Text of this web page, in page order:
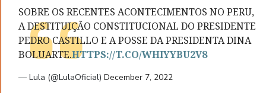
SOBRE OS RECENTES ACONTECIMENTOS NO PERU,
A DESTITUIÇÃO CONSTITUCIONAL DO PRESIDENTE
PEDRO CASTILLO E A POSSE DA PRESIDENTA DINA
BOLUARTE.HTTPS://T.CO/WHIYYBU2V8
— Lula (@LulaOficial)December 7, 2022